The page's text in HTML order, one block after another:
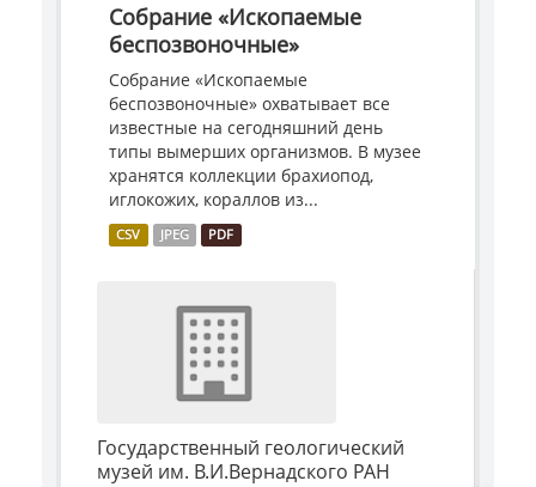
Собрание «Ископаемые
беспозвоночные»
Собрание «Ископаемые
беспозвоночные» охватывает все
известные на сегодняшний день
типы вымерших организмов. В музее
хранятся коллекции брахиопод,
иглокожих, кораллов из...
CSV JPEG PDF
Государственный геологический
музей им. В.И.Вернадского РАН